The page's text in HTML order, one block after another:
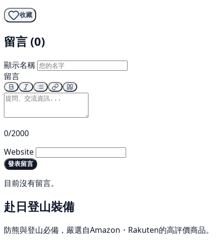
收藏
留言 (0)
顯示名稱
留言
0/2000
Website
發表留言
目前沒有留言。
赴日登山裝備
防熊與登山必備，嚴選自Amazon・Rakuten的高評價商品。